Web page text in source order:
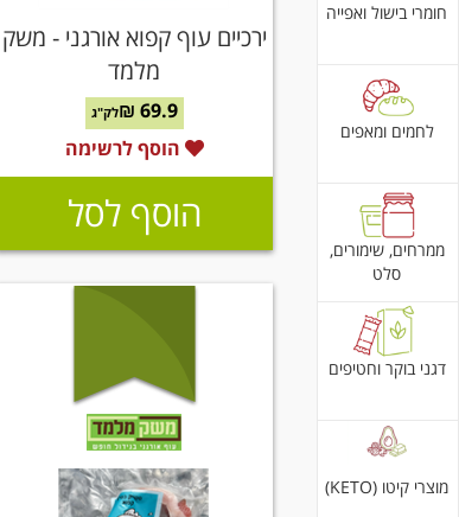
חומרי בישול ואפייה
לחמים ומאפים
ממרחים, שימורים,
סלט
דגני בוקר וחטיפים
מוצרי קיטו (KETO)
ירכיים עוף קפוא אורגני - משק
מלמד
69.9 ₪ לק"ג
הוסף לרשימה
הוסף לסל